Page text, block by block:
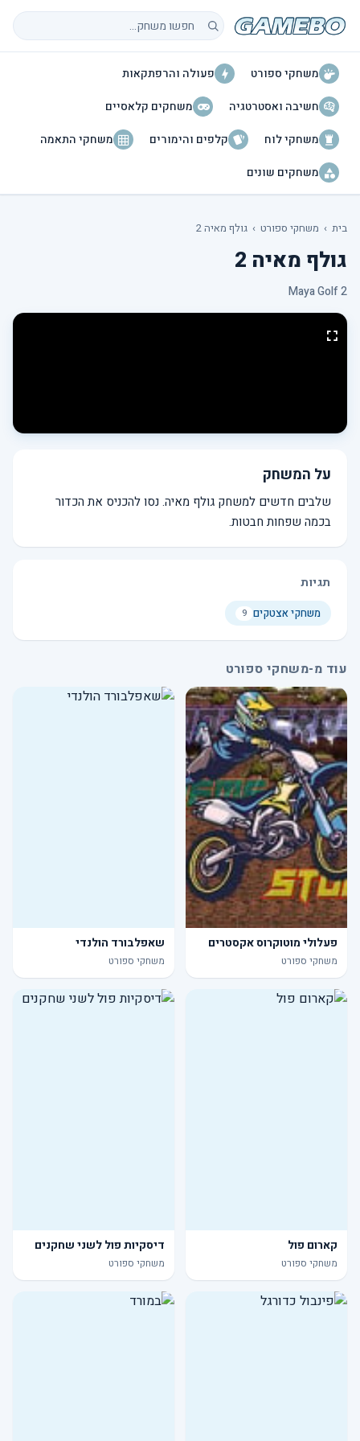
חיפוש משחקים
משחקי ספורט
פעולה והרפתקאות
חשיבה ואסטרטגיה
משחקים קלאסיים
משחקי לוח
קלפים והימורים
משחקי התאמה
משחקים שונים
בית › משחקי ספורט › גולף מאיה 2
גולף מאיה 2
Maya Golf 2
על המשחק
שלבים חדשים למשחק גולף מאיה. נסו להכניס את הכדור
בכמה שפחות חבטות.
תגיות
משחקי אצטקים 9
עוד מ-משחקי ספורט
פעלולי מוטוקרוס אקסטרים
משחקי ספורט
שאפלבורד הולנדי
משחקי ספורט
קארום פול
משחקי ספורט
דיסקיות פול לשני שחקנים
משחקי ספורט